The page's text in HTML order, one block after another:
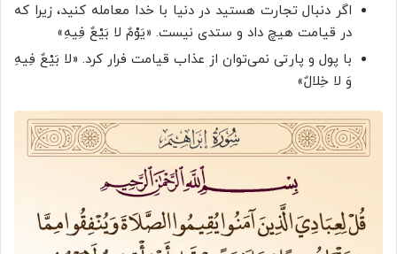
اگر دنبال تجارت هستيد در دنيا با خدا معامله كنيد، زيرا كه
در قيامت هيچ داد و ستدى نيست. «يَوْمٌ لا بَيْعٌ فِيهِ»
با پول و پارتى نمى‌توان از عذاب قيامت فرار كرد. «لا بَيْعٌ فِيهِ
وَ لا خِلالٌ»